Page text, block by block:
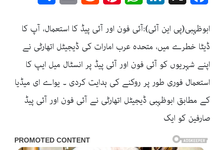
ابوظہبی(پی این آئی):آئی فون اور آئی پیڈ کا استعمال، آپ کا
ڈیٹا خطرے میں، متحدہ عرب امارات کی ڈیجیٹل اتھارٹی نے
اپنے شہریوں کو آئی فون اور آئی پیڈ پر انسٹال میل ایپ کا
استعمال فوری طور پر روکنے کی ہدایت کردی ۔ یواے ای میڈیا
کے مطابق ابوظہبی ڈیجیٹل اتھارٹی نے آئی فون اور آئی پیڈ
صارفین کو ایک